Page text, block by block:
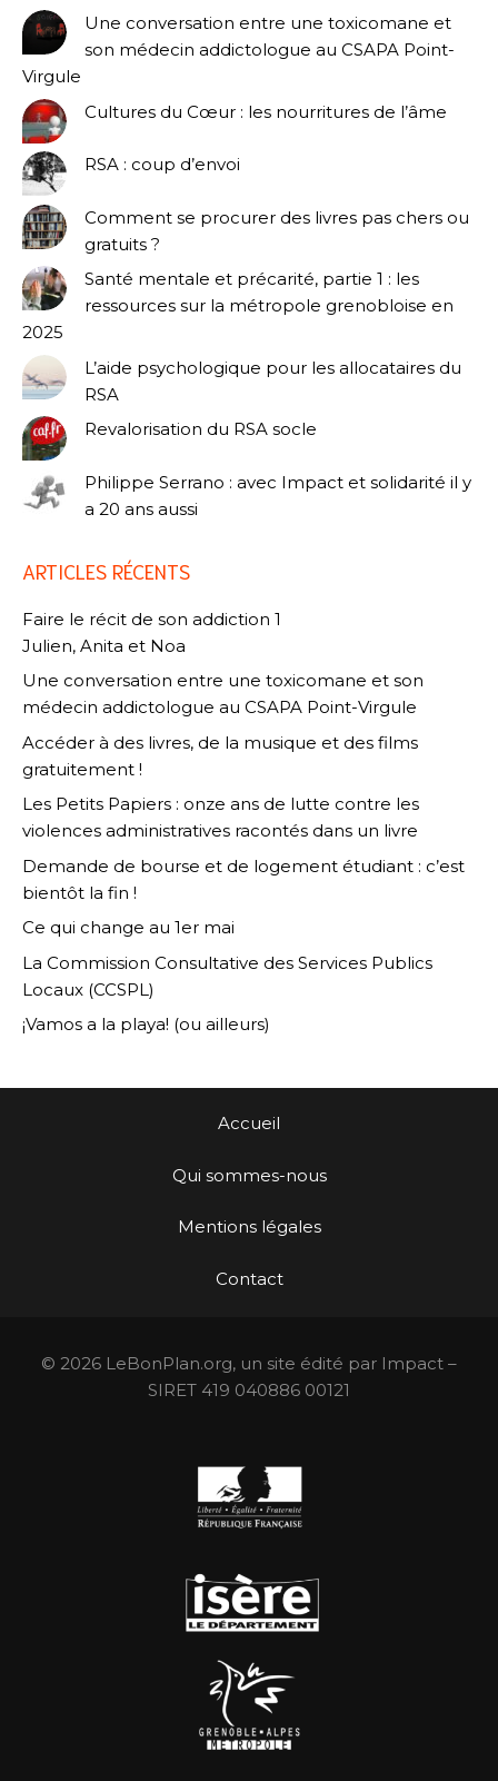
Une conversation entre une toxicomane et
son médecin addictologue au CSAPA Point-
Virgule
Cultures du Cœur : les nourritures de l’âme
RSA : coup d’envoi
Comment se procurer des livres pas chers ou
gratuits ?
Santé mentale et précarité, partie 1 : les
ressources sur la métropole grenobloise en
2025
L’aide psychologique pour les allocataires du
RSA
Revalorisation du RSA socle
Philippe Serrano : avec Impact et solidarité il y
a 20 ans aussi
ARTICLES RÉCENTS
Faire le récit de son addiction 1
Julien, Anita et Noa
Une conversation entre une toxicomane et son
médecin addictologue au CSAPA Point-Virgule
Accéder à des livres, de la musique et des films
gratuitement !
Les Petits Papiers : onze ans de lutte contre les
violences administratives racontés dans un livre
Demande de bourse et de logement étudiant : c’est
bientôt la fin !
Ce qui change au 1er mai
La Commission Consultative des Services Publics
Locaux (CCSPL)
¡Vamos a la playa! (ou ailleurs)
Accueil
Qui sommes-nous
Mentions légales
Contact
© 2026 LeBonPlan.org, un site édité par Impact –
SIRET 419 040886 00121